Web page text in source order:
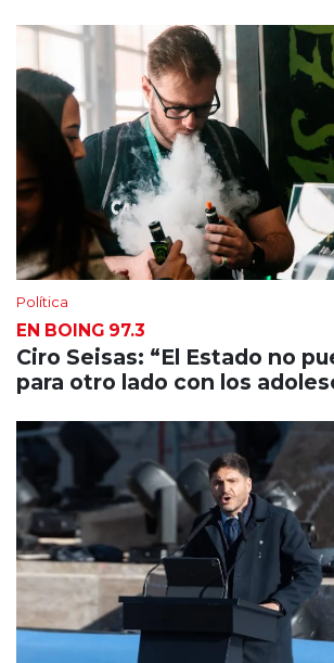
Política
EN BOING 97.3
Ciro Seisas: “El Estado no
para otro lado con los